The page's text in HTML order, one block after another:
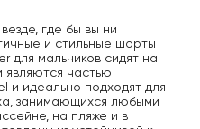
где бы вы ни
и стильные шорты
для мальчиков сидят на
являются частью
и идеально подходят для
занимающихся любыми
на пляже и в